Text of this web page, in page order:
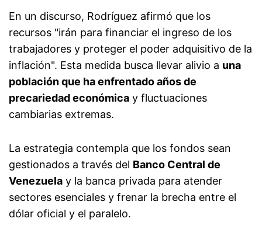
En un discurso, Rodríguez afirmó que los
recursos "irán para financiar el ingreso de los
trabajadores y proteger el poder adquisitivo de la
inflación". Esta medida busca llevar alivio a una
población que ha enfrentado años de
precariedad económica y fluctuaciones
cambiarias extremas.
La estrategia contempla que los fondos sean
gestionados a través del Banco Central de
Venezuela y la banca privada para atender
sectores esenciales y frenar la brecha entre el
dólar oficial y el paralelo.